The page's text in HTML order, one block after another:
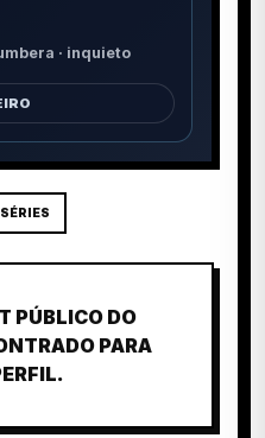
· inquieto
SÉRIES
PÚBLICO DO
PARA